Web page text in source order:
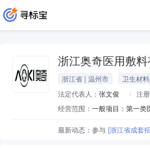
浙江奥奇医用敷料
浙江省 | 温州市 卫生材
法定代表人： 张文俊 注
经营范围：
最新动态： 参与 [浙江省成套